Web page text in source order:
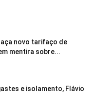
novo tarifaço de
mentira sobre...
e isolamento, Flávio